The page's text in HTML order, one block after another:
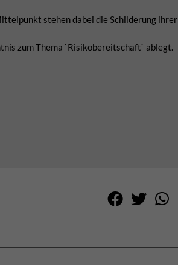
stehen dabei die Schilderung ihrer
zum Thema `Risikobereitschaft` ablegt.